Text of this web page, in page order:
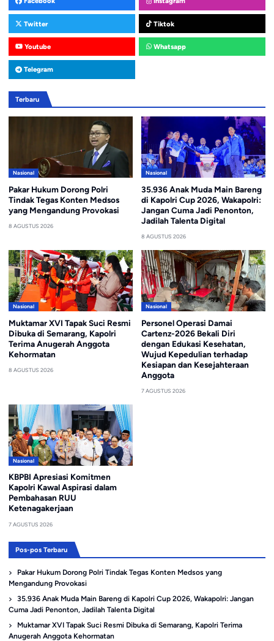
Twitter Tiktok
Youtube Whatsapp
Telegram
Terbaru
Nasional
Pakar Hukum Dorong Polri
Tindak Tegas Konten Medsos
yang Mengandung Provokasi
8 AGUSTUS 2026
Nasional
35.936 Anak Muda Main Bareng
di Kapolri Cup 2026, Wakapolri:
Jangan Cuma Jadi Penonton,
Jadilah Talenta Digital
8 AGUSTUS 2026
Nasional
Muktamar XVI Tapak Suci Resmi
Dibuka di Semarang, Kapolri
Terima Anugerah Anggota
Kehormatan
8 AGUSTUS 2026
Nasional
Personel Operasi Damai
Cartenz-2026 Bekali Diri
dengan Edukasi Kesehatan,
Wujud Kepedulian terhadap
Kesiapan dan Kesejahteraan
Anggota
7 AGUSTUS 2026
Nasional
KBPBI Apresiasi Komitmen
Kapolri Kawal Aspirasi dalam
Pembahasan RUU
Ketenagakerjaan
7 AGUSTUS 2026
Pos-pos Terbaru
Pakar Hukum Dorong Polri Tindak Tegas Konten Medsos yang
Mengandung Provokasi
35.936 Anak Muda Main Bareng di Kapolri Cup 2026, Wakapolri: Jangan
Cuma Jadi Penonton, Jadilah Talenta Digital
Muktamar XVI Tapak Suci Resmi Dibuka di Semarang, Kapolri Terima
Anugerah Anggota Kehormatan